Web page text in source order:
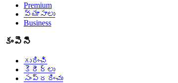
Premium
వ్యాసాలు
Business
కంపెనీ
గురించి
కెరీర్లు
సంప్రదించు